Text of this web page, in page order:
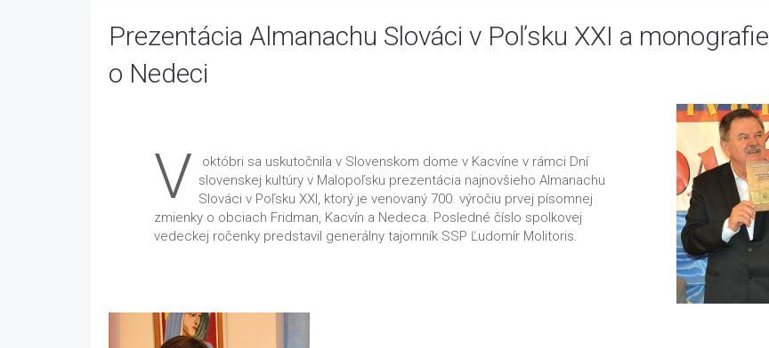
Prezentácia Almanachu Slováci v Poľsku XXI a monografie
o Nedeci
V
októbri sa uskutočnila v Slovenskom dome v Kacvíne v rámci Dní
slovenskej kultúry v Malopoľsku prezentácia najnovšieho Almanachu
Slováci v Poľsku XXI, ktorý je venovaný 700. výročiu prvej písomnej
zmienky o obciach Fridman, Kacvín a Nedeca. Posledné číslo spolkovej
vedeckej ročenky predstavil generálny tajomník SSP Ľudomír Molitoris.